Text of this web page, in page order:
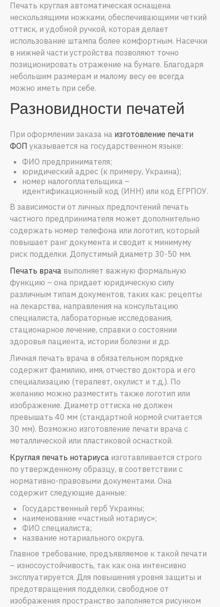
Печать круглая автоматическая оснащена
нескользящими ножками, обеспечивающими четкий
оттиск, и удобной ручкой, которая делает
использование штампа более комфортным. Насечки
в нижней части устройства позволяют точно
позиционировать отражение на бумаге. Благодаря
небольшим размерам и малому весу ее всегда
можно иметь при себе.
Разновидности печатей
При оформлении заказа на изготовление печати
ФОП указывается на государственном языке:
ФИО предпринимателя;
юридический адрес (к примеру, Украина);
номер налогоплательщика –
идентификационный код (ИНН) или код ЕГРПОУ.
В зависимости от личных предпочтений печать
частного предпринимателя может дополнительно
содержать номер телефона или логотип, который
повышает ранг документа и сводит к минимуму
риск подделки. Допустимый диаметр 30-50 мм.
Печать врача выполняет важную формальную
функцию – она придает юридическую силу
различным типам документов, таких как: рецепты
на лекарства, направления на консультацию
специалиста, лабораторные исследования,
стационарное лечение, справки о состоянии
здоровья пациента, истории болезни и др.
Личная печать врача в обязательном порядке
содержит фамилию, имя, отчество доктора и его
специализацию (терапевт, окулист и т.д.). По
желанию можно разместить также логотип или
изображение. Диаметр оттиска не должен
превышать 40 мм (стандартной нормой считается
30 мм). Возможно изготовление печати врача с
металлической или пластиковой оснасткой.
Круглая печать нотариуса изготавливается строго
по утвержденному образцу, в соответствии с
нормативно-правовыми документами. Она
содержит следующие данные:
Государственный герб Украины;
наименование «частный нотариус»;
ФИО специалиста;
название нотариального округа.
Главное требование, предъявляемое к такой печати
– износоустойчивость, так как она интенсивно
эксплуатируется. Для повышения уровня защиты и
предотвращения подделки, свободное от
изображения пространство заполняется рисунком